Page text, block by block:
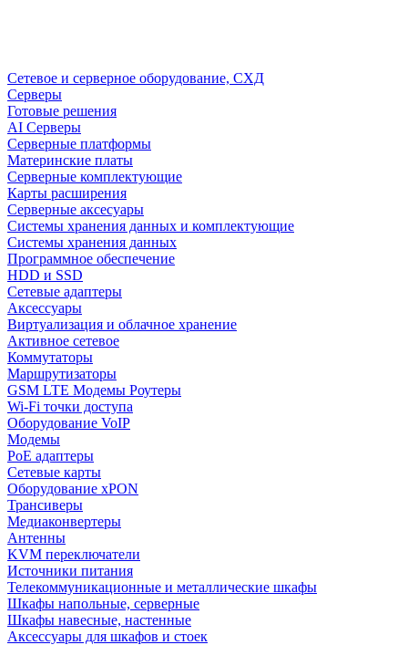
Сетевое и серверное оборудование, СХД
Cерверы
Готовые решения
AI Серверы
Серверные платформы
Материнские платы
Серверные комплектующие
Карты расширения
Серверные аксесуары
Системы хранения данных и комплектующие
Системы хранения данных
Программное обеспечение
HDD и SSD
Сетевые адаптеры
Аксессуары
Виртуализация и облачное хранение
Активное сетевое
Коммутаторы
Маршрутизаторы
GSM LTE Модемы Роутеры
Wi-Fi точки доступа
Оборудование VoIP
Модемы
PoE адаптеры
Сетевые карты
Оборудование xPON
Трансиверы
Медиаконвертеры
Антенны
KVM переключатели
Источники питания
Телекоммуникационные и металлические шкафы
Шкафы напольные, серверные
Шкафы навесные, настенные
Аксессуары для шкафов и стоек